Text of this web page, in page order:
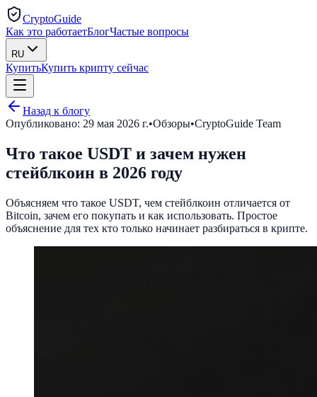
CryptoGuide
Как это работаетБлогЧастые вопросы
RU
КупитьКупить крипту сейчас
Назад к блогу
Опубликовано: 29 мая 2026 г.•Обзоры•CryptoGuide Team
Что такое USDT и зачем нужен
стейблкоин в 2026 году
Объясняем что такое USDT, чем стейблкоин отличается от
Bitcoin, зачем его покупать и как использовать. Простое
объяснение для тех кто только начинает разбираться в крипте.